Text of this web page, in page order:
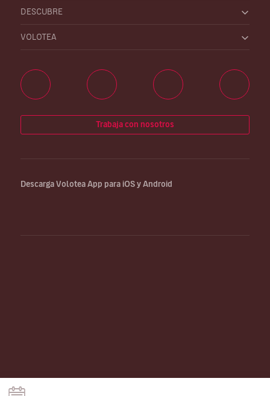
DESCUBRE
VOLOTEA
Trabaja con nosotros
Descarga Volotea App para iOS y Android